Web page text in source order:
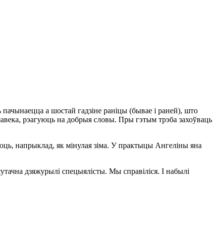
а шостай гадзіне раніцы (бывае і раней), што
рэагуюць на добрыя словы. Пры гэтым трэба захоўваць
напрыклад, як мінулая зіма. У практыцы Ангеліны яна
дзяжурылі спецыялісты. Мы справіліся. І набылі